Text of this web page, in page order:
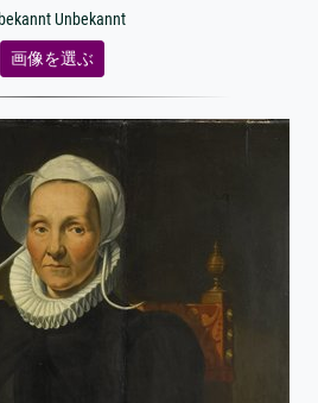
Unbekannt
画像を選ぶ